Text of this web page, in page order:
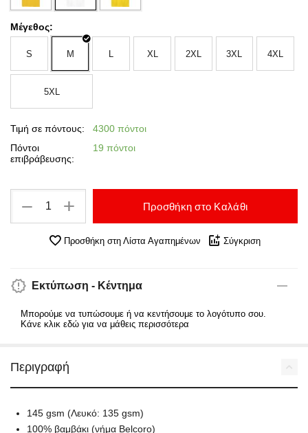
Μέγεθος:
S M L XL 2XL 3XL 4XL
5XL
Τιμή σε πόντους:
4300 πόντοι
Πόντοι
επιβράβευσης:
19 πόντοι
+
− Προσθήκη στο Καλάθι
Προσθήκη στη Λίστα Αγαπημένων Σύγκριση
Εκτύπωση - Κέντημα
Μπορούμε να τυπώσουμε ή να κεντήσουμε το λογότυπο σου.
Κάνε κλικ εδώ για να μάθεις περισσότερα
Περιγραφή
145 gsm (Λευκό: 135 gsm)
100% βαμβάκι (νήμα Belcoro)